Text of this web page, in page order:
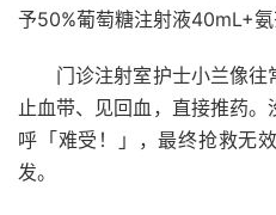
予50%葡萄糖注射液40mL+
门诊注射室护士小兰像往
止血带、见回血，直接推药
呼「难受！」，最终抢救无
发。